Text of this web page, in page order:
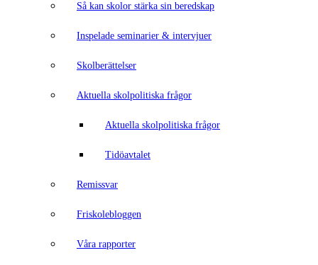
Så kan skolor stärka sin beredskap
Inspelade seminarier & intervjuer
Skolberättelser
Aktuella skolpolitiska frågor
Aktuella skolpolitiska frågor
Tidöavtalet
Remissvar
Friskolebloggen
Våra rapporter